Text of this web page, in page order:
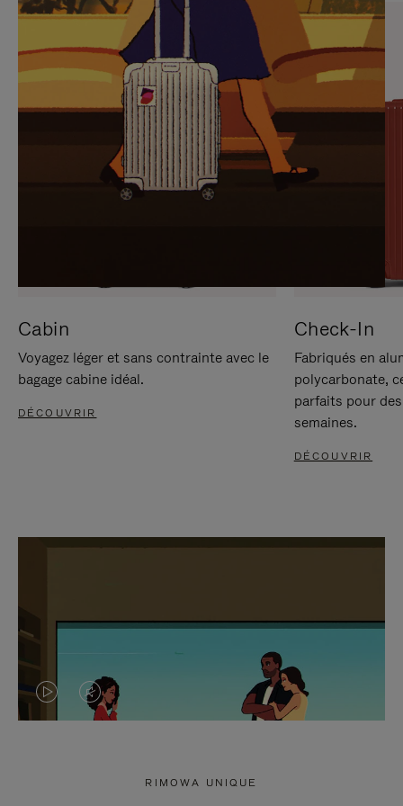
SUR
POUR
METTRE
PAUSE
VEUILLEZ
CLIQUER
POUR
RÉACTIVER
LE
SON
Cabin
Voyagez léger et sans contrainte avec le
bagage cabine idéal.
DÉCOUVRIR
Check-In
Fabriqués en
polycarbonate,
parfaits pour
semaines.
DÉCOUVRIR
LA LE
RIMOWA UNIQUE